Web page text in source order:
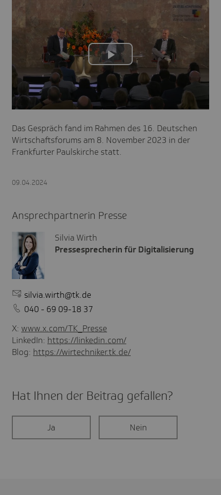
Play
Video
Das Gespräch fand im Rahmen des 16. Deutschen
Wirtschaftsforums am 8. November 2023 in der
Frankfurter Paulskirche statt.
09.04.2024
Ansprechpartnerin Presse
Silvia Wirth
Pressesprecherin für Digitalisierung
silvia.wirth@tk.de
040 - 69 09-18 37
X: www.x.com/TK_Presse
LinkedIn: https://linkedin.com/
Blog: https://wirtechniker.tk.de/
Hat Ihnen der Beitrag gefal­len?
Ja Nein